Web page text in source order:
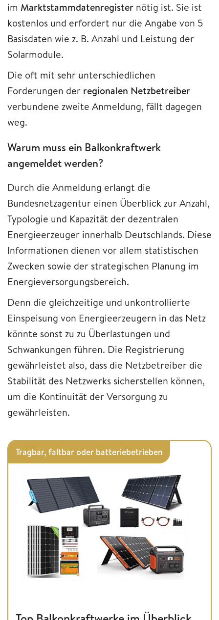
im Marktstammdatenregister nötig ist. Sie ist
kostenlos und erfordert nur die Angabe von 5
Basisdaten wie z. B. Anzahl und Leistung der
Solarmodule.
Die oft mit sehr unterschiedlichen
Forderungen der regionalen Netzbetreiber
verbundene zweite Anmeldung, fällt dagegen
weg.
Warum muss ein Balkonkraftwerk
angemeldet werden?
Durch die Anmeldung erlangt die
Bundesnetzagentur einen Überblick zur Anzahl,
Typologie und Kapazität der dezentralen
Energieerzeuger innerhalb Deutschlands. Diese
Informationen dienen vor allem statistischen
Zwecken sowie der strategischen Planung im
Energieversorgungsbereich.
Denn die gleichzeitige und unkontrollierte
Einspeisung von Energieerzeugern in das Netz
könnte sonst zu zu Überlastungen und
Schwankungen führen. Die Registrierung
gewährleistet also, dass die Netzbetreiber die
Stabilität des Netzwerks sicherstellen können,
um die Kontinuität der Versorgung zu
gewährleisten.
Tragbar, faltbar oder batteriebetrieben